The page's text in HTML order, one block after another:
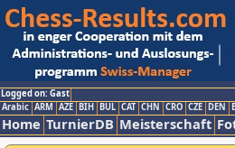
Logged on: Gast
Arabic ARM AZE BIH BUL CAT CHN CRO CZE DEN
Home TurnierDB Meisterschaft